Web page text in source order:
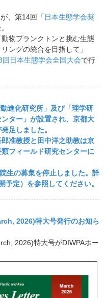
、第14回 「日本生態学会奨
物プランクトンと挑む生態
ングの統合を目指して」
回日本生態学会全国大会で行
進化研究所」及び「理学研
ター」が設置され、京都大
足しました。
准教授と田中洋之助教は京
フィールド研究センターに
生の募集を停止しました。詳
予定）を参照してください。
2026)特大号発行のお知ら
2026)特大号がDIWPAホー